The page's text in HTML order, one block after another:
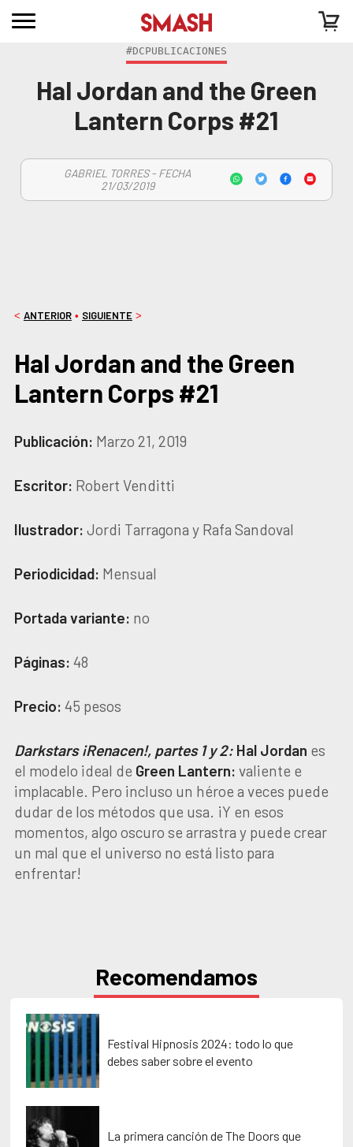
#DCPUBLICACIONES
Hal Jordan and the Green
Lantern Corps #21
GABRIEL TORRES - FECHA
21/03/2019
< ANTERIOR• SIGUIENTE>
Hal Jordan and the Green
Lantern Corps #21
Publicación: Marzo 21, 2019
Escritor: Robert Venditti
Ilustrador: Jordi Tarragona y Rafa Sandoval
Periodicidad: Mensual
Portada variante: no
Páginas: 48
Precio: 45 pesos
Darkstars ¡Renacen!, partes 1 y 2: Hal Jordan es
el modelo ideal de Green Lantern: valiente e
implacable. Pero incluso un héroe a veces puede
dudar de los métodos que usa. ¡Y en esos
momentos, algo oscuro se arrastra y puede crear
un mal que el universo no está listo para
enfrentar!
Recomendamos
Festival Hipnosis 2024: todo lo que
debes saber sobre el evento
La primera canción de The Doors que